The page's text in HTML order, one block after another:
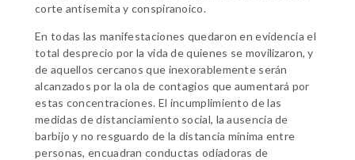
corte antisemita y conspiranoico.
En todas las manifestaciones quedaron en evidencia el
total desprecio por la vida de quienes se movilizaron, y
de aquellos cercanos que inexorablemente serán
alcanzados por la ola de contagios que aumentará por
estas concentraciones. El incumplimiento de las
medidas de distanciamiento social, la ausencia de
barbijo y no resguardo de la distancia mínima entre
personas, encuadran conductas odiadoras de